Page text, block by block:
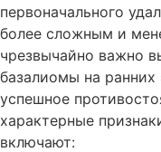
первоначального
более сложным и
чрезвычайно важно
базалиомы на
успешное
характерные
включают: